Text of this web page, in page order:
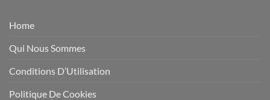
Home
Qui Nous Sommes
Conditions D’Utilisation
Politique De Cookies